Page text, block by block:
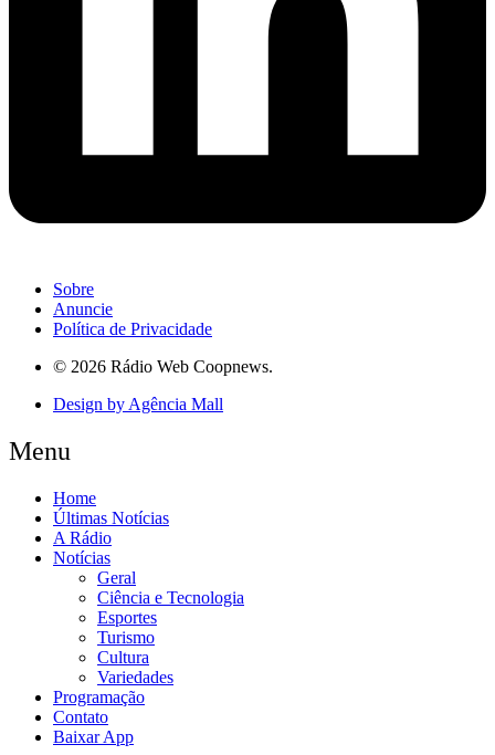
Sobre
Anuncie
Política de Privacidade
© 2026 Rádio Web Coopnews.
Design by Agência Mall
Menu
Home
Últimas Notícias
A Rádio
Notícias
Geral
Ciência e Tecnologia
Esportes
Turismo
Cultura
Variedades
Programação
Contato
Baixar App